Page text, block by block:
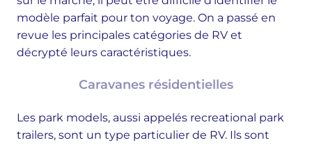
modèle parfait pour ton voyage. On a passé en
revue les principales catégories de RV et
décrypté leurs caractéristiques.
Caravanes résidentielles
Les park models, aussi appelés recreational park
trailers, sont un type particulier de RV. Ils sont